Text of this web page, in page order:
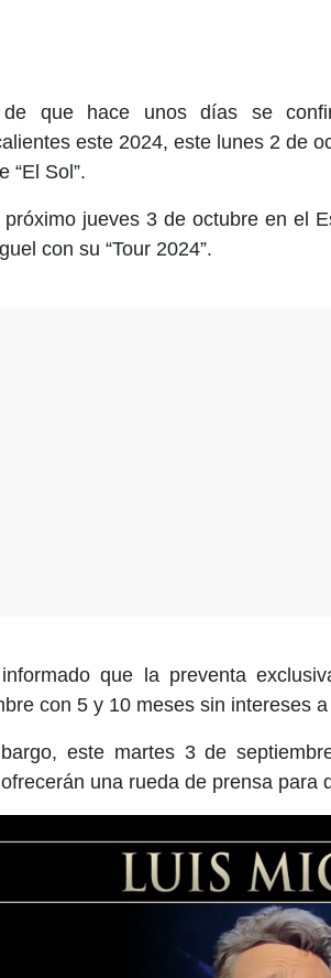
de que hace unos días se
este 2024, este lunes 2 de
“El Sol”.
próximo jueves 3 de octubre en el
con su “Tour 2024”.
que la preventa
con 5 y 10 meses sin intereses
este martes 3 de
una rueda de prensa para